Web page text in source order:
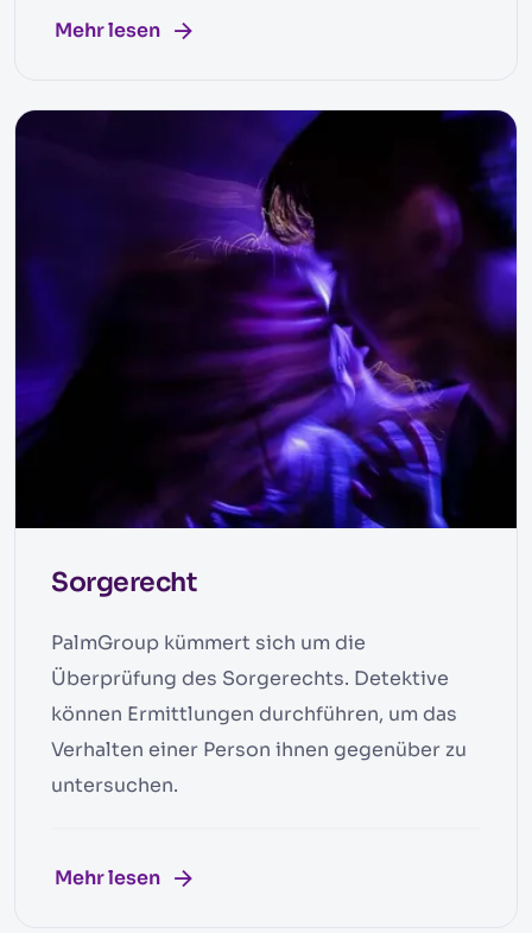
Mehr lesen
Sorgerecht
PalmGroup kümmert sich um die
Überprüfung des Sorgerechts. Detektive
können Ermittlungen durchführen, um das
Verhalten einer Person ihnen gegenüber zu
untersuchen.
Mehr lesen